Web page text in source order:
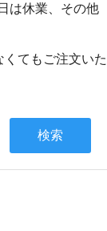
は休業、その他
くてもご注文いた
検索